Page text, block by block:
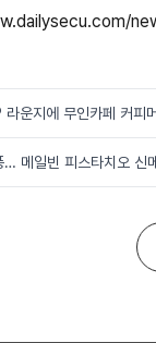
운지에 무인카페 커피머
… 메일빈 피스타치오 신